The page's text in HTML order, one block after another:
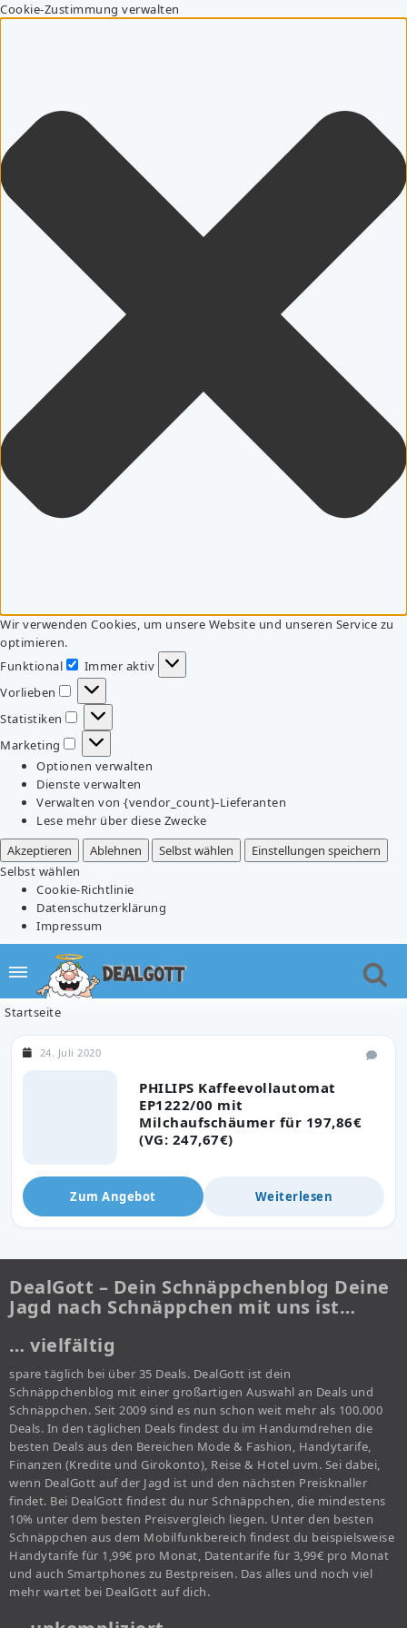
Cookie-Zustimmung verwalten
Wir verwenden Cookies, um unsere Website und unseren Service zu
optimieren.
Funktional
Funktional
Immer aktiv
Vorlieben
Vorlieben
Statistiken
Statistiken
Marketing
Marketing
Optionen verwalten
Dienste verwalten
Verwalten von {vendor_count}-Lieferanten
Lese mehr über diese Zwecke
Akzeptieren
Ablehnen Selbst wählen
Einstellungen speichern
Selbst wählen
Cookie-Richtlinie
Datenschutzerklärung
Impressum
Startseite
PHILIPS Kaffeevollautomat
EP1222/00 mit
Milchaufschäumer für 197,86€
(VG: 247,67€)
24. Juli 2020
Zum Angebot Weiterlesen
DealGott – Dein Schnäppchenblog Deine
Jagd nach Schnäppchen mit uns ist…
… vielfältig
spare täglich bei über 35 Deals. DealGott ist dein
Schnäppchenblog mit einer großartigen Auswahl an Deals und
Schnäppchen. Seit 2009 sind es nun schon weit mehr als 100.000
Deals. In den täglichen Deals findest du im Handumdrehen die
besten Deals aus den Bereichen Mode & Fashion, Handytarife,
Finanzen (Kredite und Girokonto), Reise & Hotel uvm. Sei dabei,
wenn DealGott auf der Jagd ist und den nächsten Preisknaller
findet. Bei DealGott findest du nur Schnäppchen, die mindestens
10% unter dem besten Preisvergleich liegen. Unter den besten
Schnäppchen aus dem Mobilfunkbereich findest du beispielsweise
Handytarife für 1,99€ pro Monat, Datentarife für 3,99€ pro Monat
und auch Smartphones zu Bestpreisen. Das alles und noch viel
mehr wartet bei DealGott auf dich.